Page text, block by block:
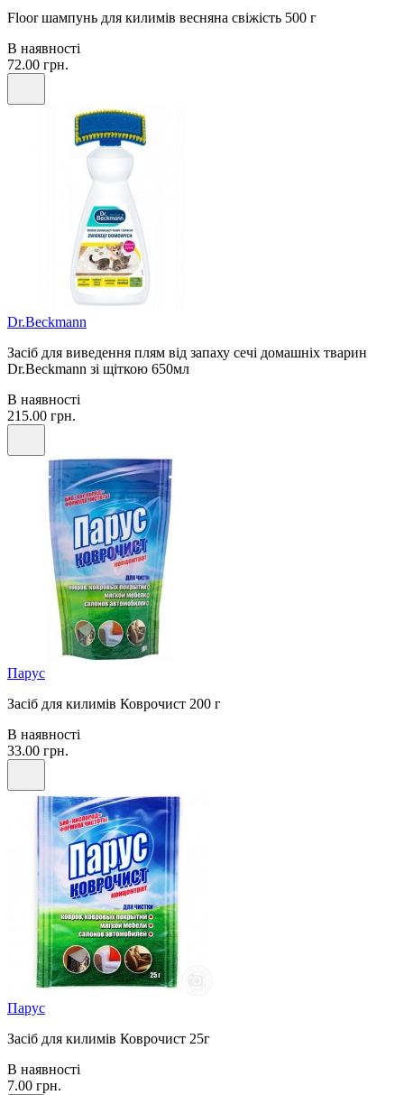
Floor шампунь для килимів весняна свіжість 500 г
В наявності
72.00 грн.
Dr.Beckmann
Засіб для виведення плям від запаху сечі домашніх тварин
Dr.Beckmann зі щіткою 650мл
В наявності
215.00 грн.
Парус
Засіб для килимів Коврочист 200 г
В наявності
33.00 грн.
Парус
Засіб для килимів Коврочист 25г
В наявності
7.00 грн.